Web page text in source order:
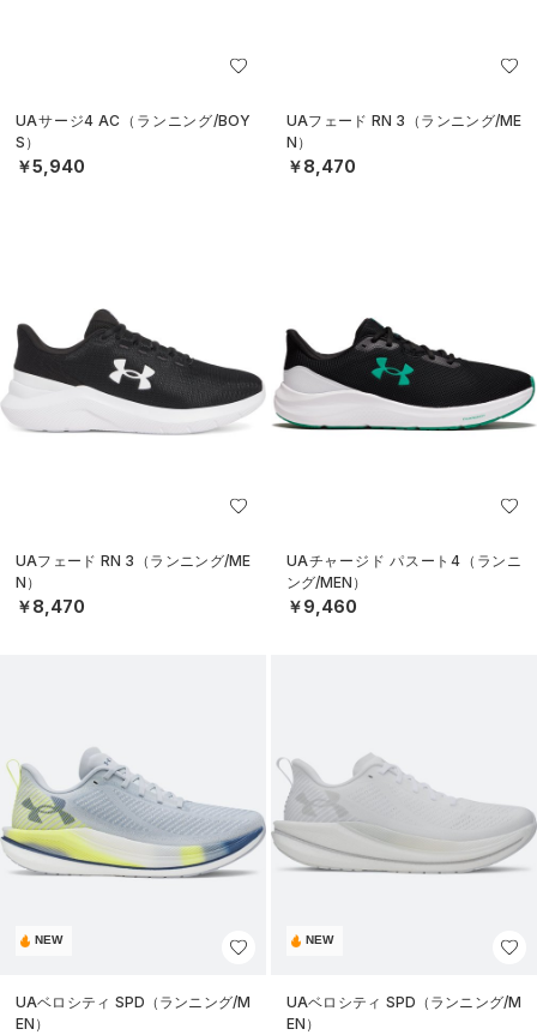
UAサージ4 AC（ランニング/BOY
S）
￥5,940
UAフェード RN 3（ランニング/ME
N）
￥8,470
UAフェード RN 3（ランニング/ME
N）
￥8,470
UAチャージド パスート4（ランニ
ング/MEN）
￥9,460
NEW
UAベロシティ SPD（ランニング/M
EN）
NEW
UAベロシティ SPD（ランニング/M
EN）